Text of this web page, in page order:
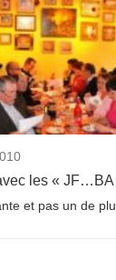
les «
et pas un de